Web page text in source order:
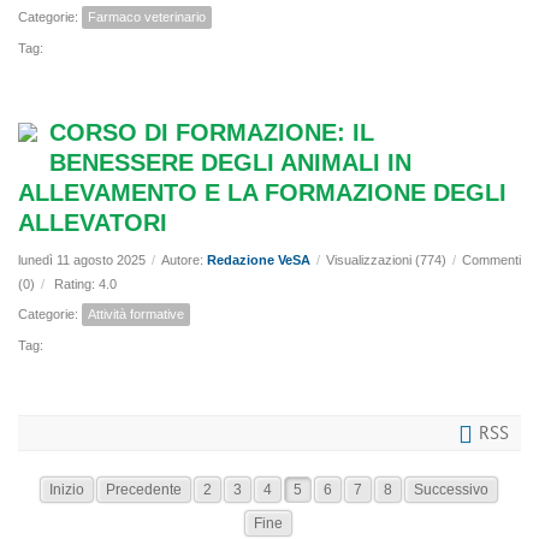
Categorie: Farmaco veterinario
Tag:
CORSO DI FORMAZIONE: IL
BENESSERE DEGLI ANIMALI IN
ALLEVAMENTO E LA FORMAZIONE DEGLI
ALLEVATORI
lunedì 11 agosto 2025 / Autore: Redazione VeSA / Visualizzazioni (774) / Commenti
(0) / Rating: 4.0
Categorie: Attività formative
Tag:
RSS
Inizio Precedente 2 3 4 5 6 7 8
Successivo
Fine